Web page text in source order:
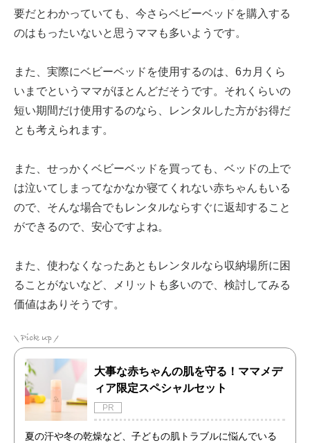
要だとわかっていても、今さらベビーベッドを購入する
のはもったいないと思うママも多いようです。
また、実際にベビーベッドを使用するのは、6カ月くら
いまでというママがほとんどだそうです。それくらいの
短い期間だけ使用するのなら、レンタルした方がお得だ
とも考えられます。
また、せっかくベビーベッドを買っても、ベッドの上で
は泣いてしまってなかなか寝てくれない赤ちゃんもいる
ので、そんな場合でもレンタルならすぐに返却すること
ができるので、安心ですよね。
また、使わなくなったあともレンタルなら収納場所に困
ることがないなど、メリットも多いので、検討してみる
価値はありそうです。
大事な赤ちゃんの肌を守る！ママメデ
ィア限定スペシャルセット
PR
夏の汗や冬の乾燥など、子どもの肌トラブルに悩んでいる